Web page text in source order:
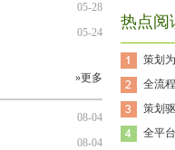
05-28
05-24
»更多
08-04
08-04
热点阅
策划
全流
策划
全平